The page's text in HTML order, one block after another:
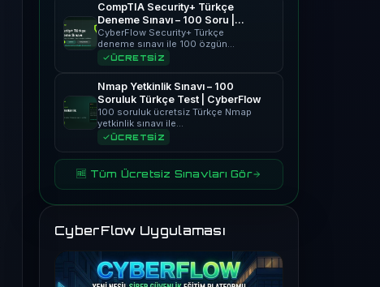
CompTIA Security+ Türkçe
Deneme Sınavı – 100 Soru |
CyberFlow
CyberFlow Security+ Türkçe
deneme sınavı ile 100 özgün…
ÜCRETSİZ
Nmap Yetkinlik Sınavı – 100
Soruluk Türkçe Test | CyberFlow
100 soruluk ücretsiz Türkçe Nmap
yetkinlik sınavı ile…
ÜCRETSİZ
🆓 Tüm Ücretsiz Sınavları Gör
CyberFlow Uygulaması